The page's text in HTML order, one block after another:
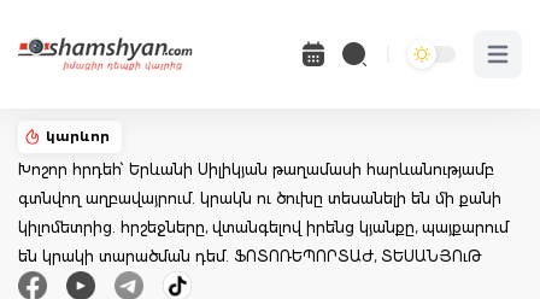
Open
կարևոր
Խոշոր հրդեհ՝ Երևանի Սիլիկյան թաղամասի հարևանությամբ
գտնվող աղբավայրում. կրակն ու ծուխը տեսանելի են մի քանի
կիլոմետրից. հրշեջները, վտանգելով իրենց կյանքը, պայքարում
են կրակի տարածման դեմ. ՖՈՏՈՌԵՊՈՐՏԱԺ, ՏԵՍԱՆՅՈւԹ